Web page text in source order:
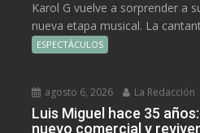
Karol G vuelve a sorprender a
nueva etapa musical. La
ESPECTÁCULOS
agosto 6, 2026 La Redacción
Luis Miguel hace 35
nuevo comercial y